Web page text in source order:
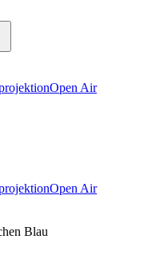
Open Air
Open Air